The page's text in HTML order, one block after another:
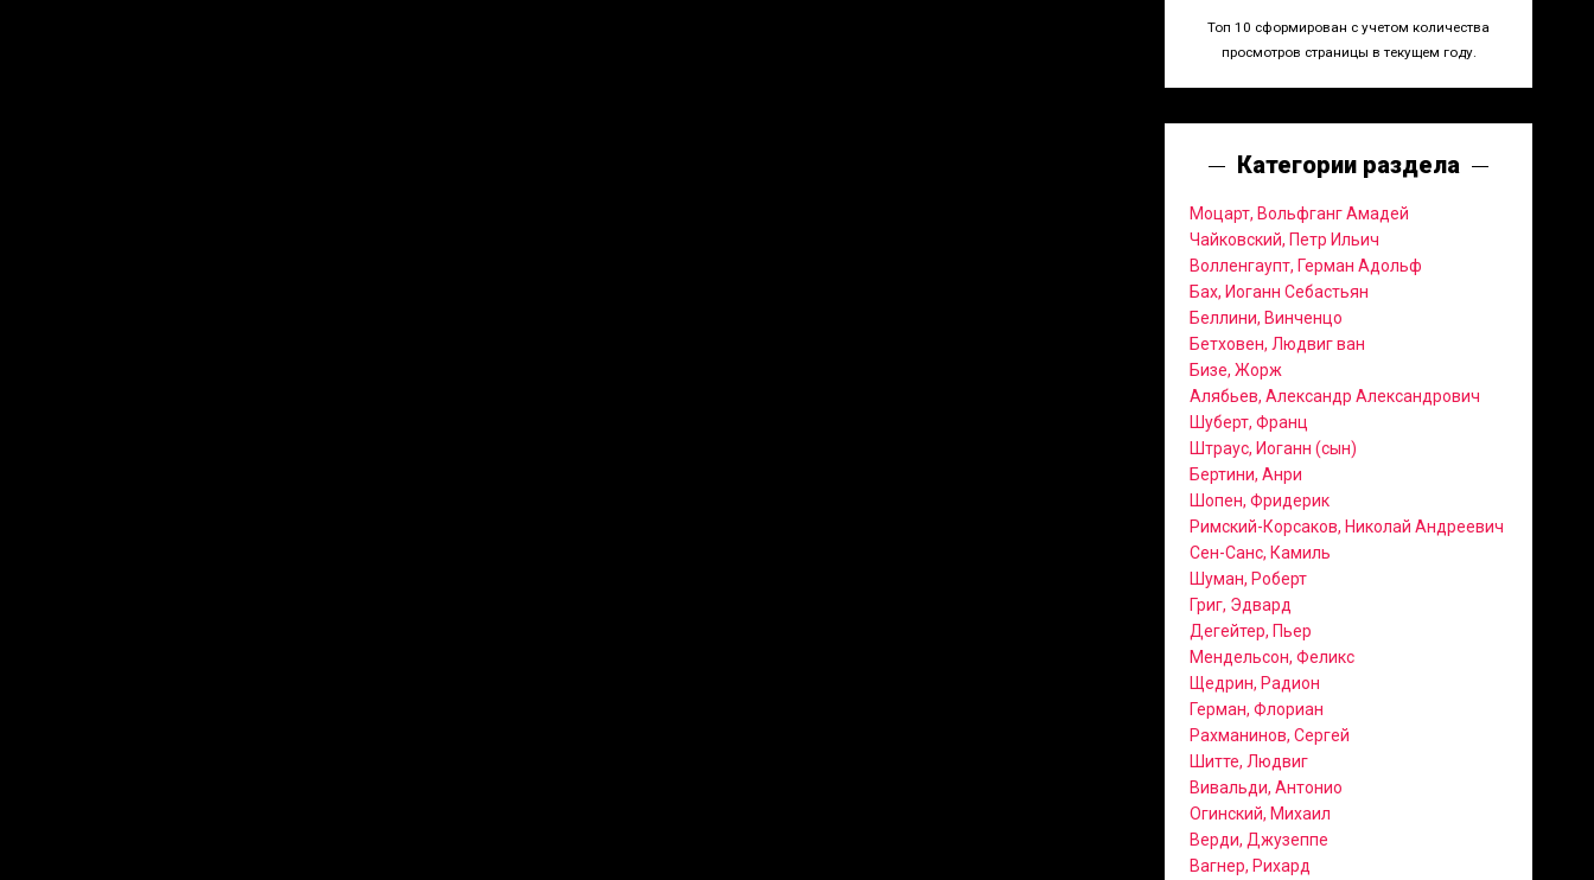
Топ 10 сформирован с учетом количества
просмотров страницы в текущем году.
Категории раздела
Моцарт, Вольфганг Амадей
Чайковский, Петр Ильич
Волленгаупт, Герман Адольф
Бах, Иоганн Себастьян
Беллини, Винченцо
Бетховен, Людвиг ван
Бизе, Жорж
Алябьев, Александр Александрович
Шуберт, Франц
Штраус, Иоганн (сын)
Бертини, Анри
Шопен, Фридерик
Римский-Корсаков, Николай Андреевич
Сен-Санс, Камиль
Шуман, Роберт
Григ, Эдвард
Дегейтер, Пьер
Мендельсон, Феликс
Щедрин, Радион
Герман, Флориан
Рахманинов, Сергей
Шитте, Людвиг
Вивальди, Антонио
Огинский, Михаил
Верди, Джузеппе
Вагнер, Рихард